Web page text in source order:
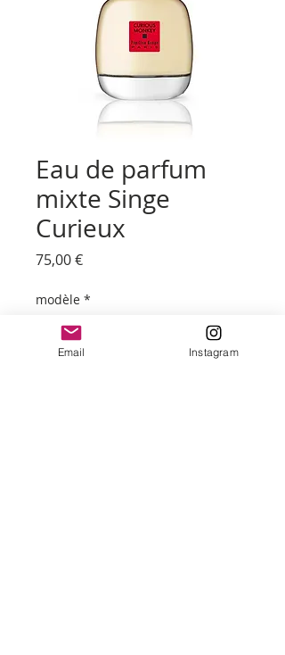
Eau de parfum
mixte Singe
Curieux
75,00 €Prix
modèle *
Email Instagram